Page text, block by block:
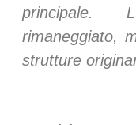
principale.
rimaneggiato,
strutture